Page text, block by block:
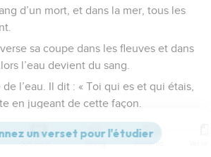
d’un mort, et dans la mer, tous les
sa coupe dans les fleuves et dans
l’eau devient du sang.
de l’eau. Il dit : « Toi qui es et qui étais,
en jugeant de cette façon.
ont versé le sang de ton peuple et des
donné du sang à boire. Ils ont ce qu’ils
Commentaires Strong